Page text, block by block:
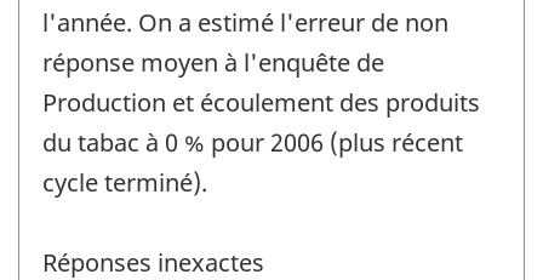
l'année. On a estimé l'erreur de non
réponse moyen à l'enquête de
Production et écoulement des produits
du tabac à 0 % pour 2006 (plus récent
cycle terminé).
Réponses inexactes